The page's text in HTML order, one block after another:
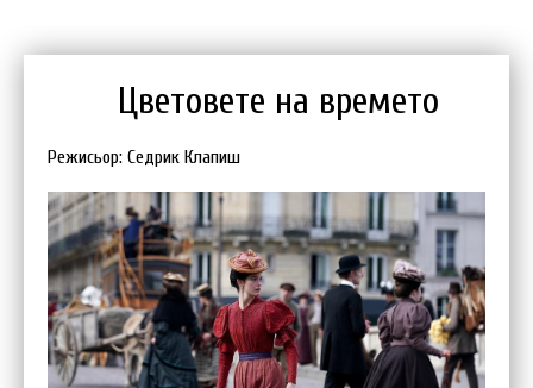
Цветовете на времето
Режисьор: Седрик Клапиш